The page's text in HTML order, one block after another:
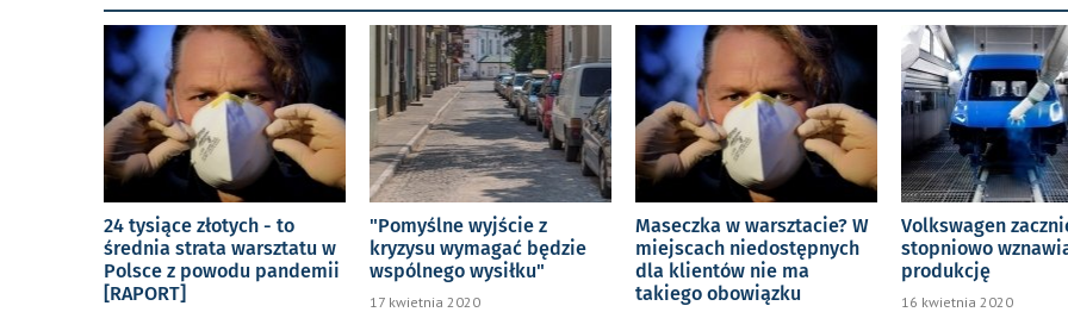
24 tysiące złotych - to
średnia strata warsztatu w
Polsce z powodu pandemii
[RAPORT]
"Pomyślne wyjście z
kryzysu wymagać będzie
wspólnego wysiłku"
17 kwietnia 2020
Maseczka w warsztacie? W
miejscach niedostępnych
dla klientów nie ma
takiego obowiązku
Volkswagen
stopniowo
produkcję
16 kwietnia 2020